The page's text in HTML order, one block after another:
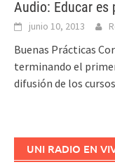
Audio: Educar es
junio 10, 2013
Buenas Prácticas
terminando el
difusión de los
UNI RADIO EN